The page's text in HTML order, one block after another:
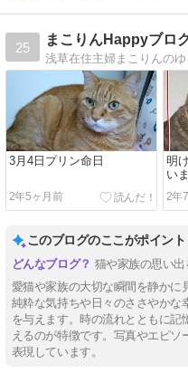
25
まこりんHappyブロ
3月4日プリン命日
2年5ヶ月前
明
い
2年
このブログのここがポイント
猫や家族の思い
愛猫や家族の大切な瞬間を静かに
純粋な気持ちや日々のささやかな
を与えます。時の流れとともに
えるのが特徴です。写真やエピソ
表現しています。